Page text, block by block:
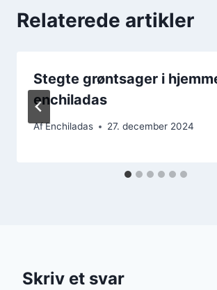
Relaterede artikler
Stegte grøntsager i
enchiladas
AfEnchiladas 27. december 2024
Skriv et svar